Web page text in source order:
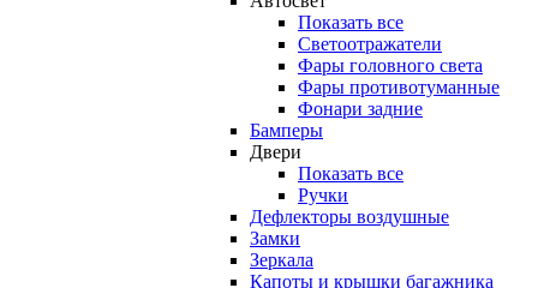
Показать все
Светоотражатели
Фары головного света
Фары противотуманные
Фонари задние
Бамперы
Двери
Показать все
Ручки
Дефлекторы воздушные
Замки
Зеркала
Капоты и крышки багажника